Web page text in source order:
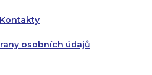
Kontakty
osobních údajů